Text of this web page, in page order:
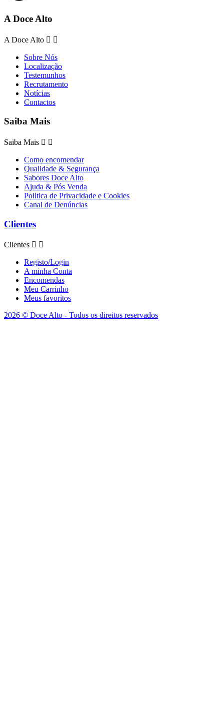
A Doce Alto
A Doce Alto  
Sobre Nós
Localização
Testemunhos
Recrutamento
Notícias
Contactos
Saiba Mais
Saiba Mais  
Como encomendar
Qualidade & Segurança
Sabores Doce Alto
Ajuda & Pós Venda
Politica de Privacidade e Cookies
Canal de Denúncias
Clientes
Clientes  
Registo/Login
A minha Conta
Encomendas
Meu Carrinho
Meus favoritos
2026 © Doce Alto - Todos os direitos reservados